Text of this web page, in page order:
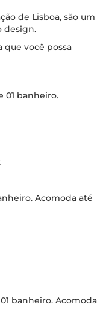
de Lisboa, são um
design.
que você possa
01 banheiro.
Acomoda até
banheiro. Acomoda